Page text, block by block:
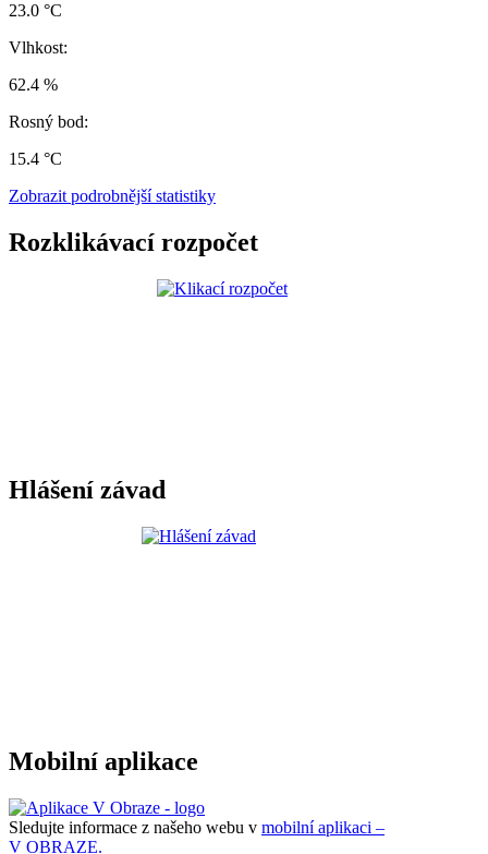
23.0 °C
Vlhkost:
62.4 %
Rosný bod:
15.4 °C
Zobrazit podrobnější statistiky
Rozklikávací rozpočet
Hlášení závad
Mobilní aplikace
Sledujte informace z našeho webu v mobilní aplikaci –
V OBRAZE.